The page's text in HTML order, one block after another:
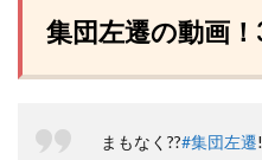
集団左遷の動画
まもなく??#集団左遷